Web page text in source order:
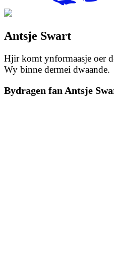
Antsje Swart
Hjir komt ynformaasje oer
Wy binne dermei dwaande.
Bydragen fan Antsje